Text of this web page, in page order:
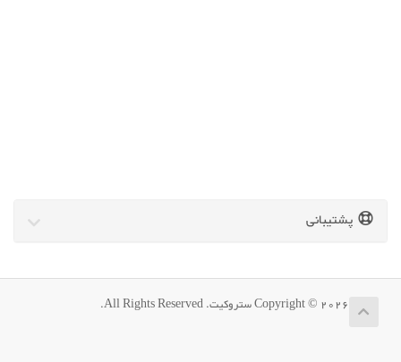
پشتیبانی
Copyright © 2026 ستروکیت. All Rights Reserved.